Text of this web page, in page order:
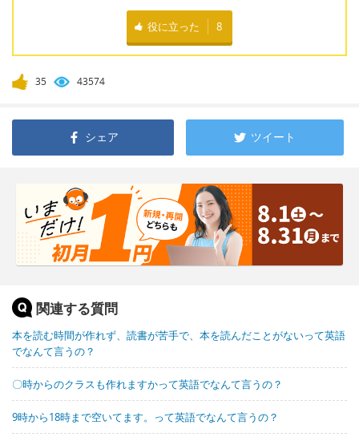
役に立った 8
35 43574
シェア ツイート
関連する質問
本を読む時間が作れず、読書が苦手で、本を読んだことがないって英語
でなんて言うの？
〇時からのクラスも作れますかって英語でなんて言うの？
9時から18時まで空いてます。って英語でなんて言うの？